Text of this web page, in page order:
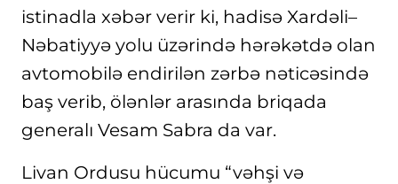
istinadla xəbər verir ki, hadisə Xardəli–
Nəbatiyyə yolu üzərində hərəkətdə olan
avtomobilə endirilən zərbə nəticəsində
baş verib, ölənlər arasında briqada
generalı Vesam Sabra da var.
Livan Ordusu hücumu “vəhşi və